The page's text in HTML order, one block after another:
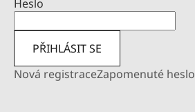
Heslo
PŘIHLÁSIT SE
Nová registraceZapomenuté heslo